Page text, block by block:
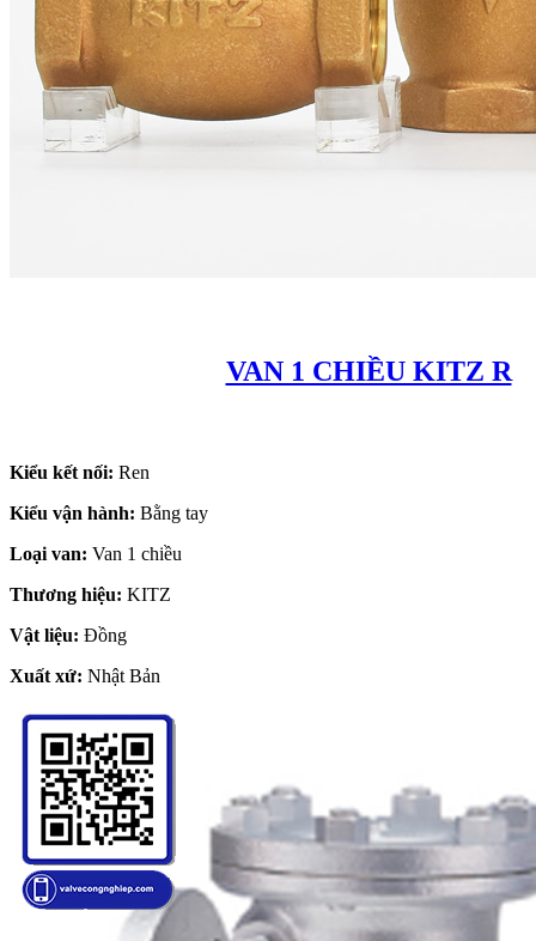
VAN 1 CHIỀU KITZ R
Kiểu kết nối: Ren
Kiểu vận hành: Bằng tay
Loại van: Van 1 chiều
Thương hiệu: KITZ
Vật liệu: Đồng
Xuất xứ: Nhật Bản